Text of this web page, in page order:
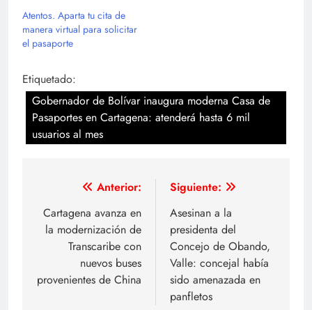
Atentos. Aparta tu cita de
manera virtual para solicitar
el pasaporte
Etiquetado:
Gobernador de Bolívar inaugura moderna Casa de
Pasaportes en Cartagena: atenderá hasta 6 mil
usuarios al mes
Navegación
de
entradas
Anterior:
Cartagena avanza en
la modernización de
Transcaribe con
nuevos buses
provenientes de China
Siguiente:
Asesinan a la
presidenta del
Concejo de Obando,
Valle: concejal había
sido amenazada en
panfletos